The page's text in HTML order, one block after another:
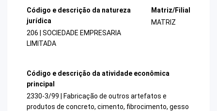
Código e descrição da natureza
jurídica
206 | SOCIEDADE EMPRESARIA
LIMITADA
Matriz/Filial
MATRIZ
Código e descrição da atividade econômica
principal
2330-3/99 | Fabricação de outros artefatos e
produtos de concreto, cimento, fibrocimento, gesso